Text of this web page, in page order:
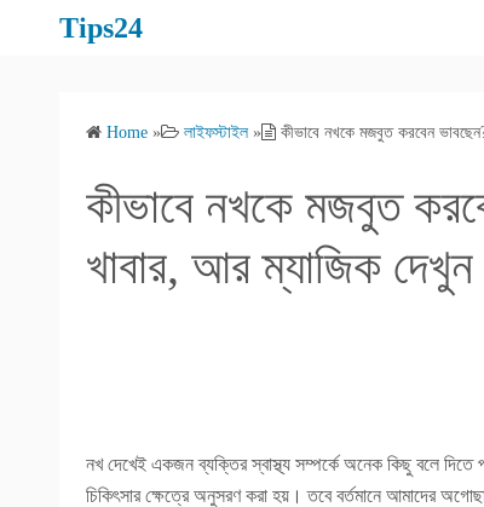
Tips24
Home » লাইফস্টাইল » কীভাবে নখকে মজবুত করবেন
কীভাবে নখকে মজবুত
খাবার, আর ম্যাজিক দেখুন
নখ দেখেই একজন ব্যক্তির স্বাস্থ্য সম্পর্কে অনেক কিছু বলে দিতে
চিকিৎসার ক্ষেত্রে অনুসরণ করা হয়। তবে বর্তমানে আমাদের